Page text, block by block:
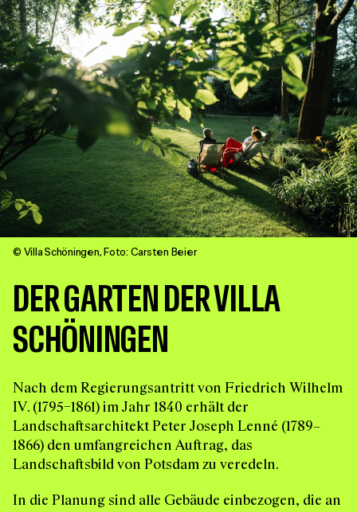
© Villa Schöningen, Foto: Carsten Beier
DER GARTEN DER VILLA
SCHÖNINGEN
Nach dem Regierungsantritt von Friedrich Wilhelm
IV. (1795–1861) im Jahr 1840 erhält der
Landschaftsarchitekt Peter Joseph Lenné (1789–
1866) den umfangreichen Auftrag, das
Landschaftsbild von Potsdam zu veredeln.
In die Planung sind alle Gebäude einbezogen, die an